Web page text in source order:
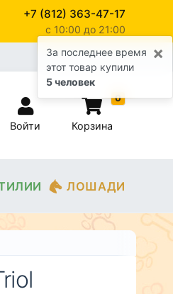
+7 (812) 363-47-17
c 10:00 до 21:00
Войти
0
Корзина
ЛОШАДИ
×
За последнее время
этот товар купили
5 человек